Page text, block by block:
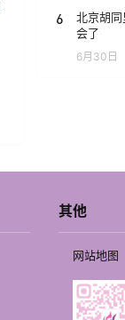
6
北京胡
会了
6月30日
其他
网站地图